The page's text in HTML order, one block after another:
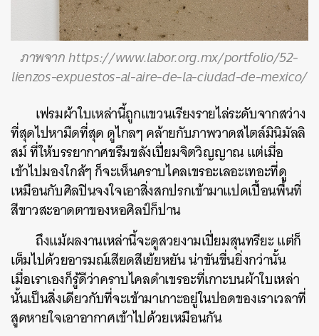
ภาพจาก https://www.labor.org.mx/portfolio/52-
lienzos-expuestos-al-aire-de-la-ciudad-de-mexico/
เฟรมผ้าใบเหล่านี้ถูกแขวนเรียงรายไล่ระดับจากสว่าง
ที่สุดไปหามืดที่สุด ดูไกลๆ คล้ายกับภาพวาดสไตล์มินิมัลลิ
สม์ ที่ให้บรรยากาศขรึมขลังเปี่ยมจิตวิญญาณ แต่เมื่อ
เข้าไปมองใกล้ๆ ก็จะเห็นคราบไคลเขรอะเลอะเทอะที่ดู
เหมือนกับศิลปินจงใจเอาสิ่งสกปรกเข้ามาแปดเปื้อนพื้นที่
สีขาวสะอาดตาของหอศิลป์ก็ปาน
ถึงแม้ผลงานเหล่านี้จะดูสวยงามเปี่ยมสุนทรียะ แต่ก็
เต็มไปด้วยอารมณ์เสียดสีเย้ยหยัน น่าขันขื่นยิ่งกว่านั้น
เมื่อเราเองก็รู้ดีว่าคราบไคลดำเขรอะที่เกาะบนผ้าใบเหล่า
นั้นเป็นสิ่งเดียวกับที่จะเข้ามาเกาะอยู่ในปอดของเราเวลาที่
สูดหายใจเอาอากาศเข้าไปด้วยเหมือนกัน